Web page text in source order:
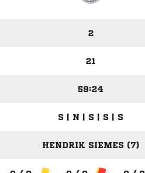
2
21
59:24
S | N | S | S | S
HENDRIK SIEMES (7)